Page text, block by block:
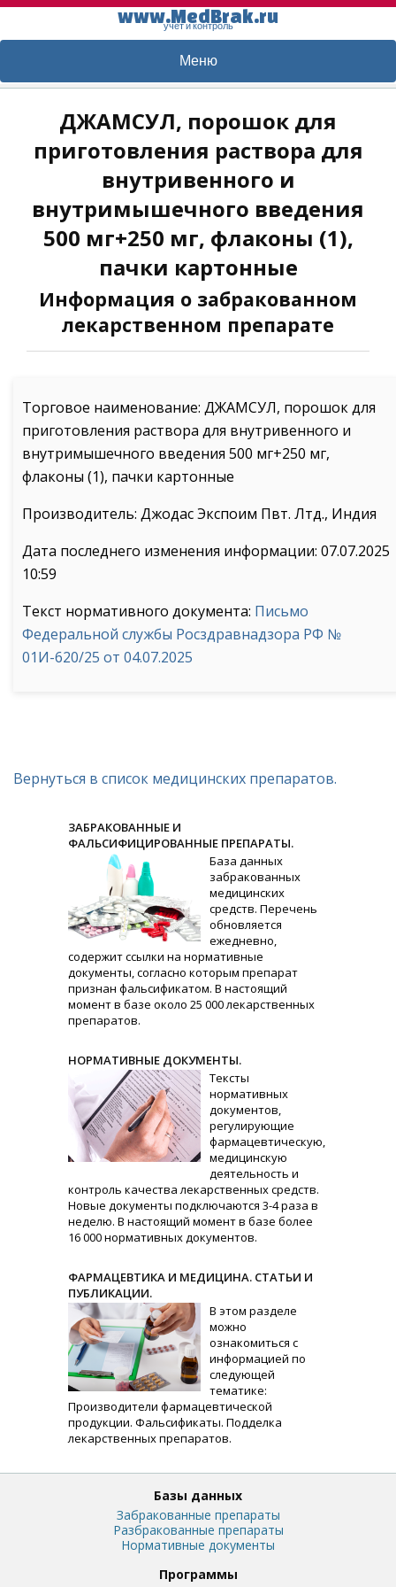
www.MedBrak.ru
учет и контроль
Меню
ДЖАМСУЛ, порошок для
приготовления раствора для
внутривенного и
внутримышечного введения
500 мг+250 мг, флаконы (1),
пачки картонные
Информация о забракованном
лекарственном препарате
Торговое наименование: ДЖАМСУЛ, порошок для
приготовления раствора для внутривенного и
внутримышечного введения 500 мг+250 мг,
флаконы (1), пачки картонные
Производитель: Джодас Экспоим Пвт. Лтд., Индия
Дата последнего изменения информации: 07.07.2025
10:59
Текст нормативного документа: Письмо
Федеральной службы Росздравнадзора РФ №
01И-620/25 от 04.07.2025
Вернуться в список медицинских препаратов.
ЗАБРАКОВАННЫЕ И
ФАЛЬСИФИЦИРОВАННЫЕ ПРЕПАРАТЫ.
База данных
забракованных
медицинских
средств. Перечень
обновляется
ежедневно,
содержит ссылки на нормативные
документы, согласно которым препарат
признан фальсификатом. В настоящий
момент в базе около 25 000 лекарственных
препаратов.
НОРМАТИВНЫЕ ДОКУМЕНТЫ.
Тексты
нормативных
документов,
регулирующие
фармацевтическую,
медицинскую
деятельность и
контроль качества лекарственных средств.
Новые документы подключаются 3-4 раза в
неделю. В настоящий момент в базе более
16 000 нормативных документов.
ФАРМАЦЕВТИКА И МЕДИЦИНА. СТАТЬИ И
ПУБЛИКАЦИИ.
В этом разделе
можно
ознакомиться с
информацией по
следующей
тематике:
Производители фармацевтической
продукции. Фальсификаты. Подделка
лекарственных препаратов.
Базы данных
Забракованные препараты
Разбракованные препараты
Нормативные документы
Программы